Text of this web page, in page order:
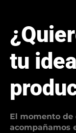
tu
El momento de
acompañamos